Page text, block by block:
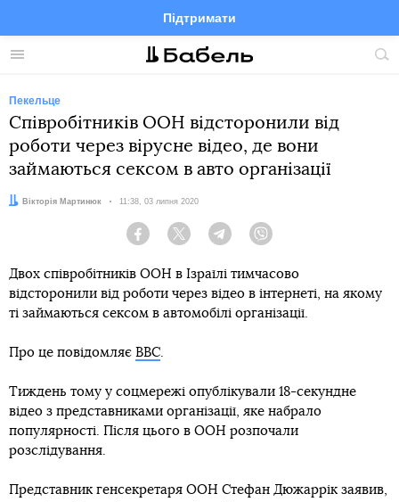
Меню
Підтримати
FacebookTelegramTwitter
Пекельце
Співробітників ООН відсторонили від
роботи через вірусне відео, де вони
займаються сексом в авто організації
Автор:Вікторія Мартинюк Дата:
11:38, 03 липня 2020
Facebook Twitter Telegram
Двох співробітників ООН в Ізраїлі тимчасово
відсторонили від роботи через відео в інтернеті, на якому
ті займаються сексом в автомобілі організації.
Про це повідомляє BBC.
Тиждень тому у соцмережі опублікували 18-секундне
відео з представниками організації, яке набрало
популярності. Після цього в ООН розпочали
розслідування.
Представник генсекретаря ООН Стефан Дюжаррік заявив,